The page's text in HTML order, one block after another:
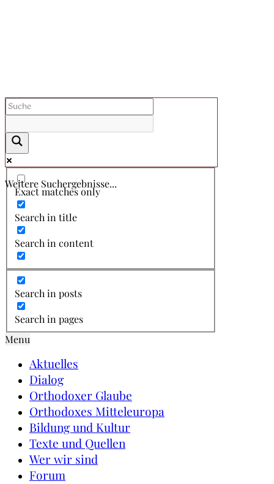
Weitere Suchergebnisse...
Exact matches only
Search in title
Search in content
Search in posts
Search in pages
Menu
Aktuelles
Dialog
Orthodoxer Glaube
Orthodoxes Mitteleuropa
Bildung und Kultur
Texte und Quellen
Wer wir sind
Forum